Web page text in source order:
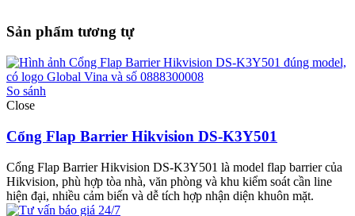
Sản phẩm tương tự
So sánh
Close
Cổng Flap Barrier Hikvision DS-K3Y501
Cổng Flap Barrier Hikvision DS-K3Y501 là model flap barrier của
Hikvision, phù hợp tòa nhà, văn phòng và khu kiểm soát cần line
hiện đại, nhiều cảm biến và dễ tích hợp nhận diện khuôn mặt.